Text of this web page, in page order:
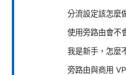
分流設定該怎麼
使用旁路由會不
我是新手，怎麼
旁路由與商用